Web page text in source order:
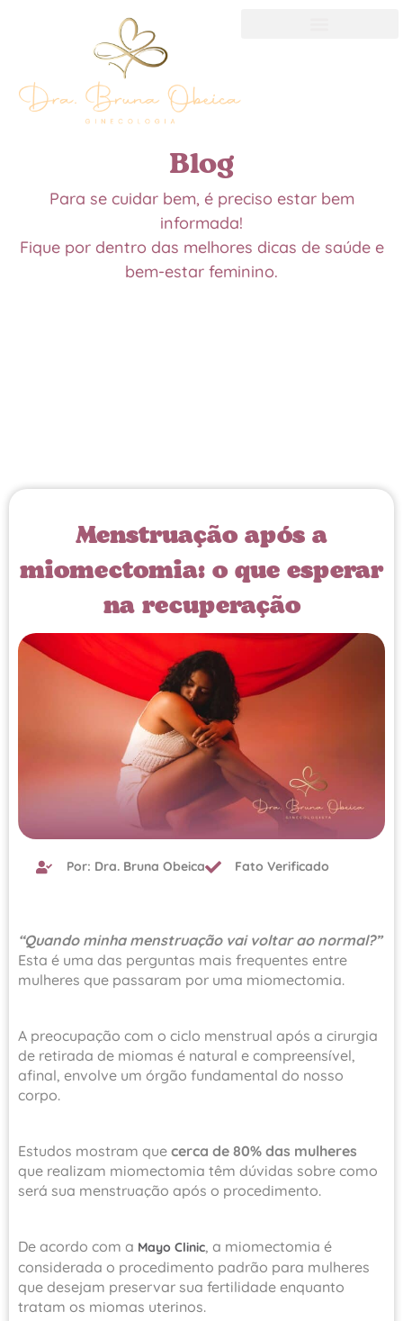
Blog
Para se cuidar bem, é preciso estar bem
informada!
Fique por dentro das melhores dicas de saúde e
bem-estar feminino.
Menstruação após a
miomectomia: o que esperar
na recuperação
Por: Dra. Bruna Obeica Fato Verificado
“Quando minha menstruação vai voltar ao normal?”
Esta é uma das perguntas mais frequentes entre
mulheres que passaram por uma miomectomia.
A preocupação com o ciclo menstrual após a cirurgia
de retirada de miomas é natural e compreensível,
afinal, envolve um órgão fundamental do nosso
corpo.
Estudos mostram que cerca de 80% das mulheres
que realizam miomectomia têm dúvidas sobre como
será sua menstruação após o procedimento.
De acordo com a Mayo Clinic, a miomectomia é
considerada o procedimento padrão para mulheres
que desejam preservar sua fertilidade enquanto
tratam os miomas uterinos.